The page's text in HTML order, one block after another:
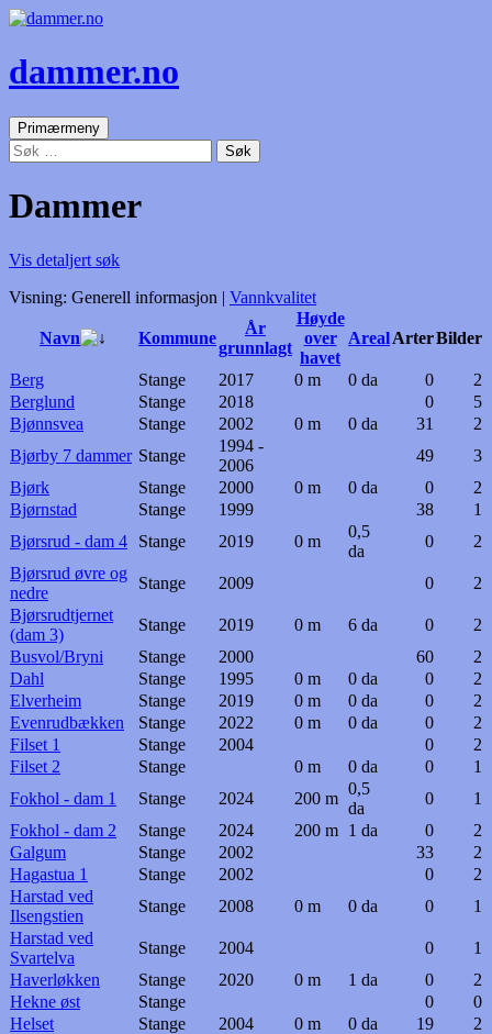
dammer.no
SøkPrimærmeny Gå
til
innhold
Søk
etter:
Dammer
Vis detaljert søk
Visning: Generell informasjon | Vannkvalitet
Navn Kommune
År
grunnlagt
Høyde
over
havet
ArealArterBilder
Berg Stange 2017 0 m 0 da 0
2
Berglund
Stange 2018 0
5
Bjønnsvea
Stange 2002 0 m 0 da 31
2
Bjørby 7 dammer Stange
1994 -
2006
49
3
Bjørk
Stange 2000 0 m 0 da 0
2
Bjørnstad
Stange 1999 38
1
Bjørsrud - dam 4
Stange 2019 0 m
0,5
da
0
2
Bjørsrud øvre og
nedre
Stange 2009 0
2
Bjørsrudtjernet
(dam 3)
Stange 2019 0 m 6 da 0
2
Busvol/Bryni
Stange 2000 60
2
Dahl
Stange 1995 0 m 0 da 0
2
Elverheim
Stange 2019 0 m 0 da 0
2
Evenrudbækken
Stange 2022 0 m 0 da 0
2
Filset 1
Stange 2004 0
2
Filset 2
Stange 0 m 0 da 0
1
Fokhol - dam 1
Stange 2024 200 m
0,5
da
0
1
Fokhol - dam 2
Stange 2024 200 m 1 da 0
2
Galgum
Stange 2002 33
2
Hagastua 1
Stange 2002 0
2
Harstad ved
Ilsengstien
Stange 2008 0 m 0 da 0
1
Harstad ved
Svartelva
Stange 2004 0
1
Haverløkken
Stange 2020 0 m 1 da 0
2
Hekne øst
Stange 0
0
Helset
Stange 2004 0 m 0 da 19
2